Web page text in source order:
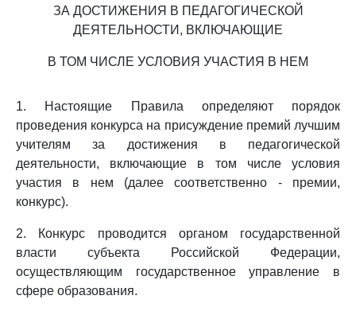
ЗА ДОСТИЖЕНИЯ В ПЕДАГОГИЧЕСКОЙ
ДЕЯТЕЛЬНОСТИ, ВКЛЮЧАЮЩИЕ
В ТОМ ЧИСЛЕ УСЛОВИЯ УЧАСТИЯ В НЕМ
1. Настоящие Правила определяют порядок
проведения конкурса на присуждение премий лучшим
учителям за достижения в педагогической
деятельности, включающие в том числе условия
участия в нем (далее соответственно - премии,
конкурс).
2. Конкурс проводится органом государственной
власти субъекта Российской Федерации,
осуществляющим государственное управление в
сфере образования.